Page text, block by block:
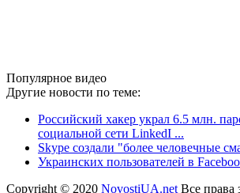
Популярное видео
Другие новости по теме:
Российский хакер украл 6.5 млн.
социальной сети LinkedI ...
Skype создали "более человечные
Украинских пользователей в
Copyright © 2020 NovostiUA.net Все